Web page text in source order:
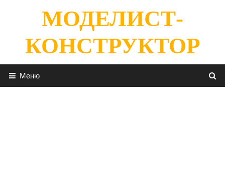
содержимомуМОДЕЛИСТ-
КОНСТРУКТОР
Меню